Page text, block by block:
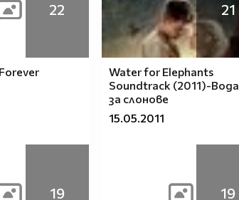
22 21
Water for Elephants
Soundtrack (2011)-Вода
за слонове
15.05.2011
19 19